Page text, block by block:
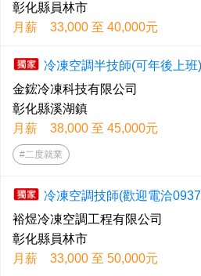
彰化縣員林市
月薪 33,000 至 40,000元
冷凍空調半技師(可年後上班)
金鋐冷凍科技有限公司
彰化縣溪湖鎮
月薪 38,000 至 45,000元
#二度就業
冷凍空調技師(歡迎電洽
裕煜冷凍空調工程有限公司
彰化縣員林市
月薪 33,000 至 50,000元